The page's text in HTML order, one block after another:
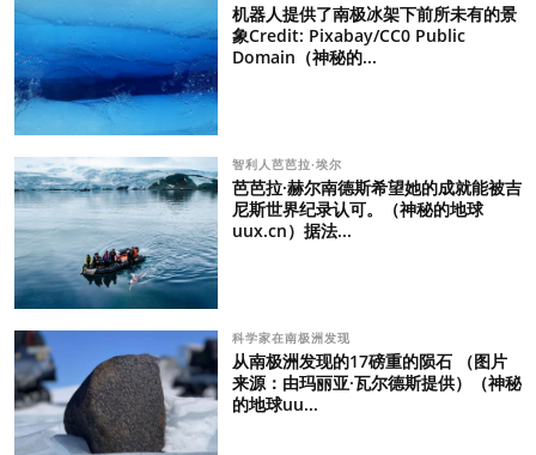
机器人提供了南极冰架下前所未有的景
象Credit: Pixabay/CC0 Public
Domain（神秘的...
智利人芭芭拉·埃尔
芭芭拉·赫尔南德斯希望她的成就能被吉
尼斯世界纪录认可。（神秘的地球
uux.cn）据法...
科学家在南极洲发现
从南极洲发现的17磅重的陨石 （图片
来源：由玛丽亚·瓦尔德斯提供）（神秘
的地球uu...